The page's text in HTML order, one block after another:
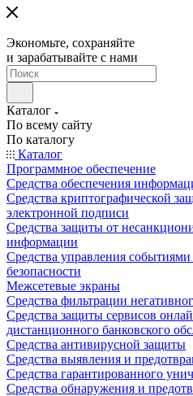
Экономьте, сохраняйте
и зарабатывайте с нами
Каталог
По всему сайту
По каталогу
Каталог
Программное обеспечение
Средства обеспечения
Средства криптографической
электронной подписи
Средства защиты от
информации
Средства управления
безопасности
Межсетевые экраны
Средства фильтрации
Средства защиты сервисов
дистанционного банковского
Средства антивирусной защиты
Средства выявления и
Средства гарантированного
Средства обнаружения и